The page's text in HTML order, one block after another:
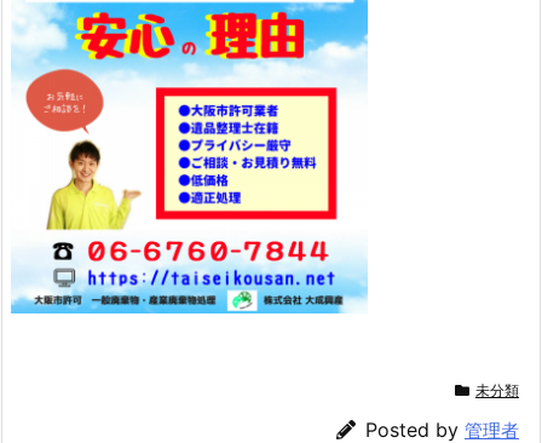
未分類
Posted by 管理者